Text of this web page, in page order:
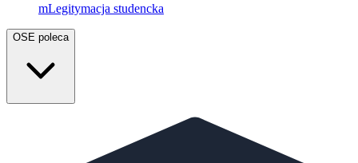
mLegitymacja studencka
OSE poleca